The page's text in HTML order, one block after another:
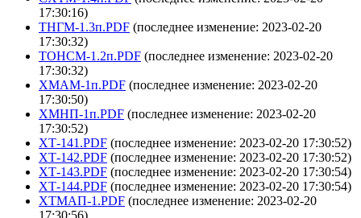
17:30:16)
ТНГМ-1.3п.PDF (последнее изменение: 2023-02-20
17:30:32)
ТОНСМ-1.2п.PDF (последнее изменение: 2023-02-20
17:30:32)
ХМАМ-1п.PDF (последнее изменение: 2023-02-20
17:30:50)
ХМНП-1п.PDF (последнее изменение: 2023-02-20
17:30:52)
ХТ-141.PDF (последнее изменение: 2023-02-20 17:30:52)
ХТ-142.PDF (последнее изменение: 2023-02-20 17:30:52)
ХТ-143.PDF (последнее изменение: 2023-02-20 17:30:54)
ХТ-144.PDF (последнее изменение: 2023-02-20 17:30:54)
ХТМАП-1.PDF (последнее изменение: 2023-02-20
17:30:56)